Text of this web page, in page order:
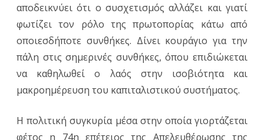
αποδεικνύει ότι ο συσχετισμός αλλάζει και γιατί
φωτίζει τον ρόλο της πρωτοπορίας κάτω από
οποιεσδήποτε συνθήκες. Δίνει κουράγιο για την
πάλη στις σημερινές συνθήκες, όπου επιδιώκεται
να καθηλωθεί ο λαός στην ισοβιότητα και
μακροημέρευση του καπιταλιστικού συστήματος.
Η πολιτική συγκυρία μέσα στην οποία γιορτάζεται
φέτος η 74η επέτειος της Απελευθέρωσης της